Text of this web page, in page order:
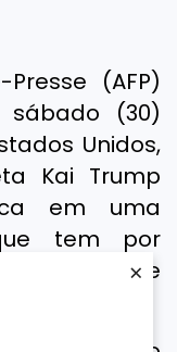
×
(AFP)
(30)
Unidos,
Kai Trump
em uma
tem por
de golfe
Virgínia.